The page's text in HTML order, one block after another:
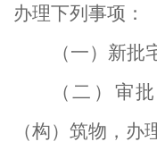
办理下列事项：
（一）新批
（二）审
（构）筑物，办